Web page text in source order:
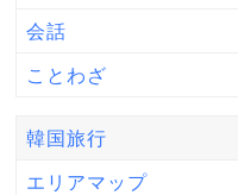
会話
ことわざ
韓国旅行
エリアマップ